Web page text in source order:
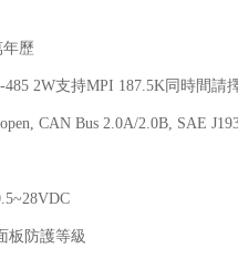
年歷
485 2W支持MPI 187.5K同時間請
CAN Bus 2.0A/2.0B, SAE
板防護等級